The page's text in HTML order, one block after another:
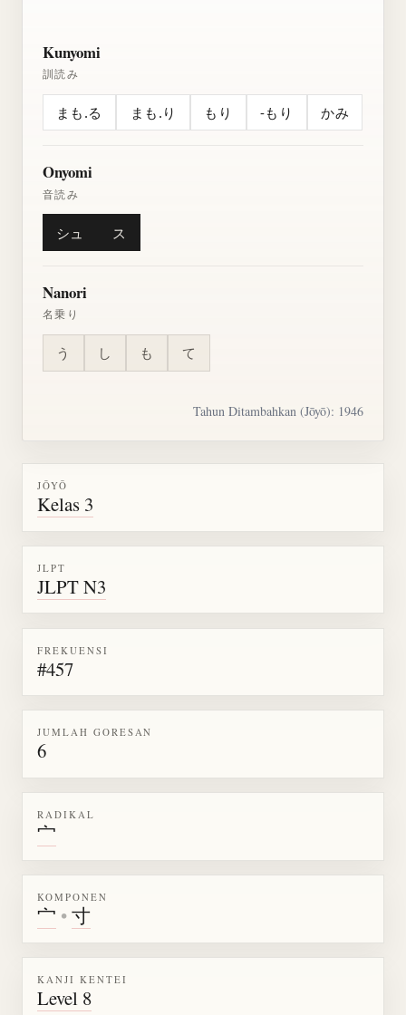
Kunyomi
訓読み
まも.る まも.り もり -もり かみ
Onyomi
音読み
シュ ス
Nanori
名乗り
う し も て
Tahun Ditambahkan (Jōyō): 1946
JŌYŌ
Kelas 3
JLPT
JLPT N3
FREKUENSI
#457
JUMLAH GORESAN
6
RADIKAL
宀
KOMPONEN
宀 •寸
KANJI KENTEI
Level 8